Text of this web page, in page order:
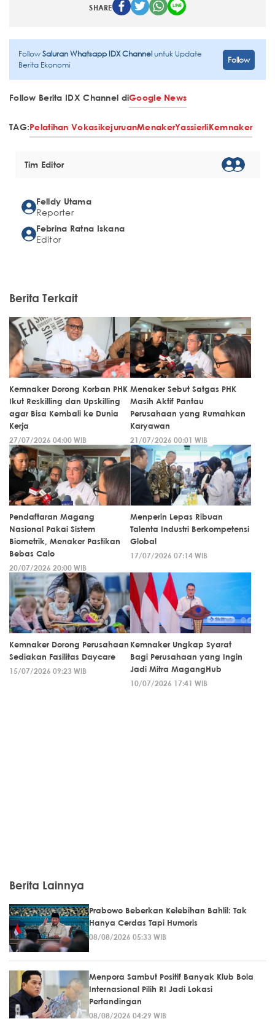
SHARE
FollowSaluran Whatsapp IDX Channeluntuk Update
Berita Ekonomi
Follow
Follow Berita IDX Channel diGoogle News
TAG:Pelatihan VokasikejuruanMenakerYassierliKemnaker
Tim Editor
Felldy Utama
Reporter
Febrina Ratna Iskana
Editor
Berita Terkait
Kemnaker Dorong Korban PHK
Ikut Reskilling dan Upskilling
agar Bisa Kembali ke Dunia
Kerja
27/07/2026 04:00 WIB
Menaker Sebut Satgas PHK
Masih Aktif Pantau
Perusahaan yang Rumahkan
Karyawan
21/07/2026 00:01 WIB
Pendaftaran Magang
Nasional Pakai Sistem
Biometrik, Menaker Pastikan
Bebas Calo
20/07/2026 20:00 WIB
Menperin Lepas Ribuan
Talenta Industri Berkompetensi
Global
17/07/2026 07:14 WIB
Kemnaker Dorong Perusahaan
Sediakan Fasilitas Daycare
15/07/2026 09:23 WIB
Kemnaker Ungkap Syarat
Bagi Perusahaan yang Ingin
Jadi Mitra MagangHub
10/07/2026 17:41 WIB
Berita Lainnya
Prabowo Beberkan Kelebihan Bahlil: Tak
Hanya Cerdas Tapi Humoris
08/08/2026 05:33 WIB
Menpora Sambut Positif Banyak Klub Bola
Internasional Pilih RI Jadi Lokasi
Pertandingan
08/08/2026 04:29 WIB